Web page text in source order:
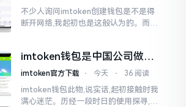
不少人询问imtoken创建钱包是不是得
断开网络,我起初也是这般认为的。而后
人攻击
imtoken钱包是中国公司做的
吗？一文说清楚
imtoken官方下载 ⋅ 今天 ⋅ 36 阅读
imtoken钱包此物,说实话,起初接触时我
满心迷茫。历经一段时日的使用探寻,我